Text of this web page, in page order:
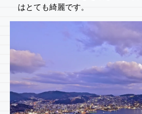
はとても綺麗です。